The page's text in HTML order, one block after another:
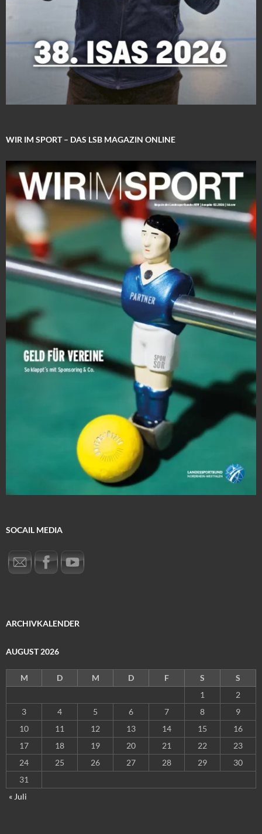
WIR IM SPORT – DAS LSB MAGAZIN ONLINE
SOCAIL MEDIA
ARCHIVKALENDER
AUGUST 2026
M D M D F S
S
1
2
3
4 5 6 7 8
9
10
11 12 13 14 15
16
17
18 19 20 21 22
23
24
25 26 27 28 29
30
31
« Juli